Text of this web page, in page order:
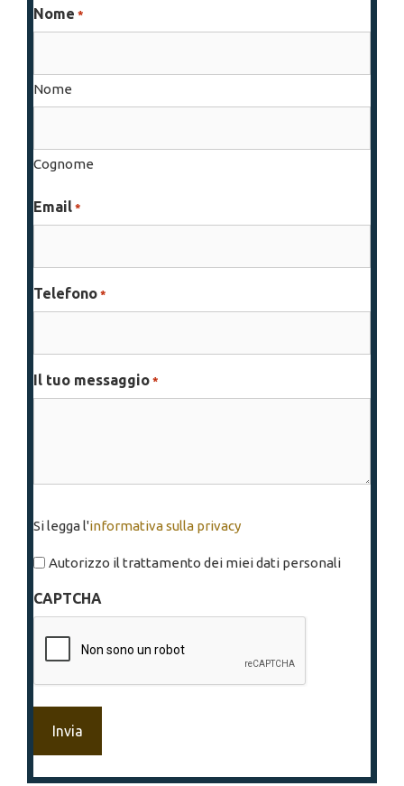
Nome *
Nome
Cognome
Email *
Telefono *
Il tuo messaggio *
legga
l'informativa
privacy
Si legga l'informativa sulla privacy
Autorizzo il trattamento dei miei dati personali
CAPTCHA